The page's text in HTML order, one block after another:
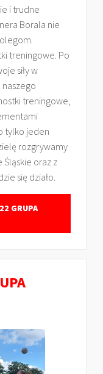
i trudne
Borala nie
treningowe. Po
siły w
treningowe,
tylko jeden
rozgrywamy
Śląskie oraz z
się działo.
GRUPA